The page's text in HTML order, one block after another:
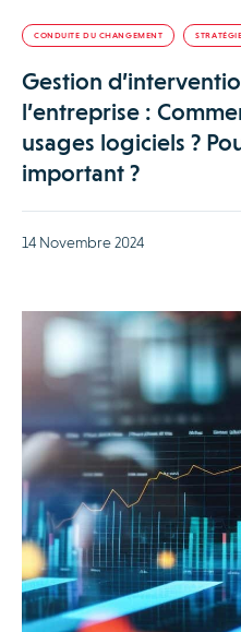
CONDUITE DU CHANGEMENT STRATÉGIE
Gestion
l’entreprise :
usages logiciels ?
important ?
14 Novembre 2024